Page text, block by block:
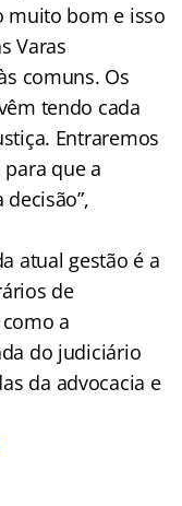
muito bom e isso
Varas
comuns. Os
tendo cada
Entraremos
que a
atual gestão é a
de
a
do judiciário
da advocacia e